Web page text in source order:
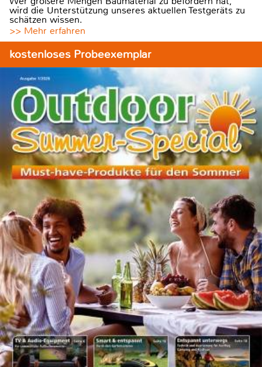
wird die Unterstützung unseres aktuellen Testgeräts zu
schätzen wissen.
>> Mehr erfahren
kostenloses Probeexemplar